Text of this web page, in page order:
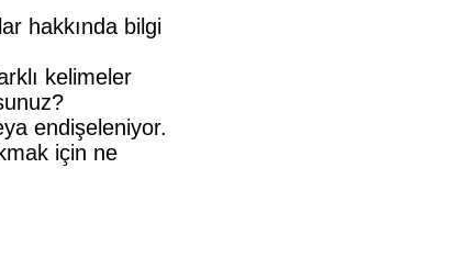
hakkında bilgi
kelimeler
endişeleniyor.
için ne